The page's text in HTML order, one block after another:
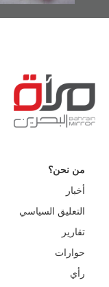
من نحن؟
أخبار
التعليق السياسي
تقارير
حوارات
رأي